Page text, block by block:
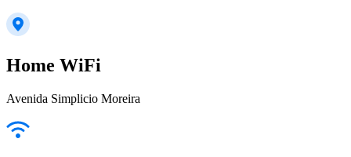
Home WiFi
Avenida Simplicio Moreira